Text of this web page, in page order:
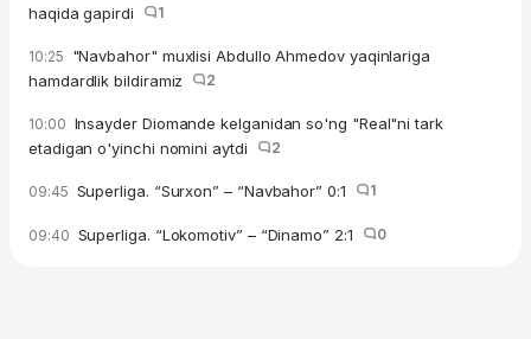
haqida gapirdi
1
10:25 "Navbahor" muxlisi Abdullo Ahmedov yaqinlariga
hamdardlik bildiramiz
2
10:00 Insayder Diomande kelganidan so'ng "Real"ni tark
etadigan o'yinchi nomini aytdi
2
09:45 Superliga. “Surxon” – “Navbahor” 0:1 1
09:40 Superliga. “Lokomotiv” – “Dinamo” 2:1 0